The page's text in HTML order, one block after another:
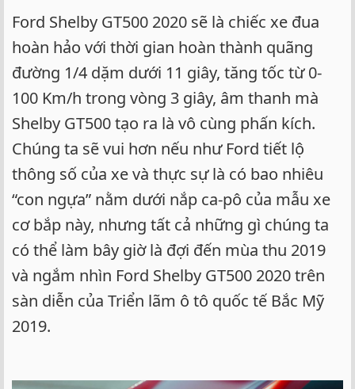
Ford Shelby GT500 2020 sẽ là chiếc xe đua
hoàn hảo với thời gian hoàn thành quãng
đường 1/4 dặm dưới 11 giây, tăng tốc từ 0-
100 Km/h trong vòng 3 giây, âm thanh mà
Shelby GT500 tạo ra là vô cùng phấn kích.
Chúng ta sẽ vui hơn nếu như Ford tiết lộ
thông số của xe và thực sự là có bao nhiêu
“con ngựa” nằm dưới nắp ca-pô của mẫu xe
cơ bắp này, nhưng tất cả những gì chúng ta
có thể làm bây giờ là đợi đến mùa thu 2019
và ngắm nhìn Ford Shelby GT500 2020 trên
sàn diễn của Triển lãm ô tô quốc tế Bắc Mỹ
2019.